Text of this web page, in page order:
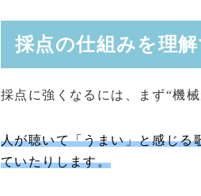
採点の仕組みを理解
採点に強くなるには、まず“機
人が聴いて「うまい」と感じる
ていたりします。